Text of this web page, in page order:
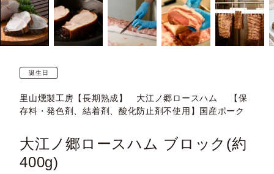
誕生日
里山燻製工房【長期熟成】 大江ノ郷ロースハム 【保
存料・発色剤、結着剤、酸化防止剤不使用】国産ポーク
大江ノ郷ロースハム ブロック(約
400g)